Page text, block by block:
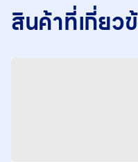
สินค้าที่เกี่ยว